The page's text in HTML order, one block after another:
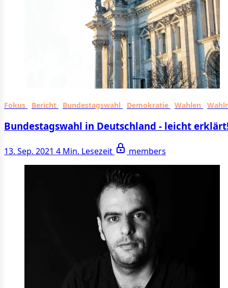
Fokus Bericht Bundestagswahl Demokratie Wahlen
Bundestagswahl in Deutschland - leicht
13. Sep. 2021 4 Min. Lesezeit members